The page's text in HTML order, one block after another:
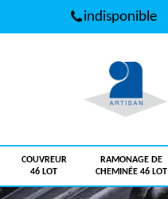
indisponible
COUVREUR
46 LOT
RAMONAGE DE
CHEMINÉE 46 LOT